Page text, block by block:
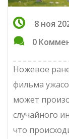
8 ноя
0
Ножевое
фильма
может
случайного
что